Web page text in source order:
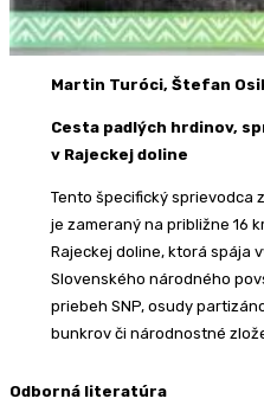
Martin Turóci, Štefan
Cesta padlých hrdinov,
v Rajeckej doline
Tento špecifický sprievodca
je zameraný na približne 16
Rajeckej doline, ktorá spája
Slovenského národného
priebeh SNP, osudy
bunkrov či národnostné
Odborná literatúra